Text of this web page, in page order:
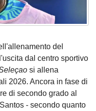
del
dal centro sportivo
si allena
2026. Ancora in fase di
di secondo grado al
- secondo quanto